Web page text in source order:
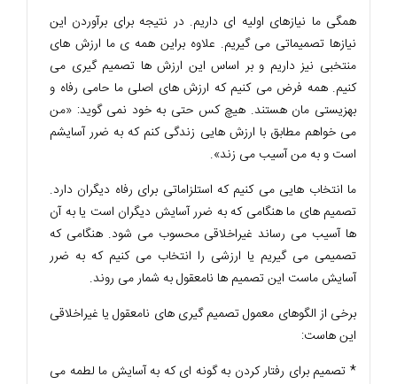
همگی ما نیازهای اولیه ای داریم. در نتیجه برای برآوردن این
نیازها تصمیماتی می گیریم. علاوه براين همه ی ما ارزش های
منتخبی نیز داریم و بر اساس این ارزش ها تصمیم گیری می
کنیم. همه فرض می کنیم که ارزش های اصلی ما حامی رفاه و
بهزیستی مان هستند. هیچ کس حتی به خود نمی گوید: «من
می خواهم مطابق با ارزش هایی زندگی کنم که به ضرر آسایشم
است و به من آسیب می زند».
ما انتخاب هایی می کنیم که استلزاماتی برای رفاه دیگران دارد.
تصمیم های ما هنگامی که به ضرر آسایش دیگران است یا به آن
ها آسیب می رساند غیراخلاقی محسوب می شود. هنگامی که
تصمیمی می گیریم یا ارزشی را انتخاب می کنیم که به ضرر
آسایش ماست این تصمیم ها نامعقول به شمار می روند.
برخی از الگوهای معمول تصمیم گیری های نامعقول یا غیراخلاقی
این هاست:
* تصمیم برای رفتار کردن به گونه ای که به آسایش ما لطمه می